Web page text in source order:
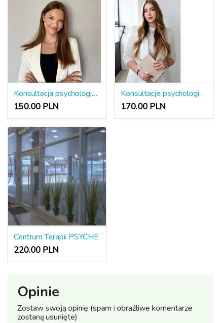
Konsultacja psychologiczna
150.00 PLN
Konsultacje psychologiczne
170.00 PLN
Centrum Terapii PSYCHE
220.00 PLN
Opinie
Zostaw swoją opinię (spam i obraźliwe komentarze
zostaną usunięte)